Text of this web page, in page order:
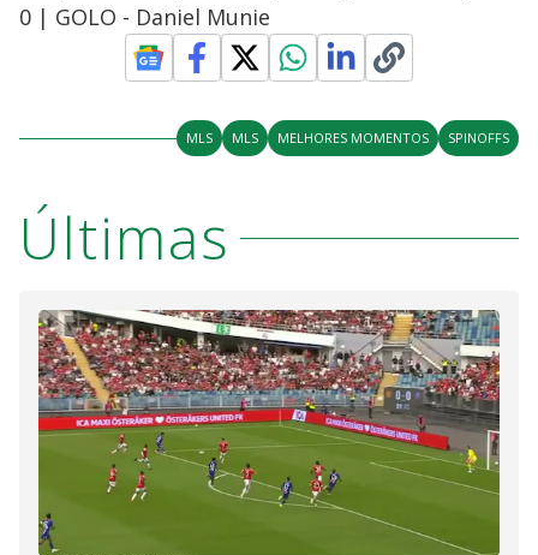
0 | GOLO - Daniel Munie
MLS MLS MELHORES MOMENTOS SPINOFFS
Últimas